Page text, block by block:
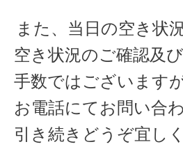
また、当日の空き状
空き状況のご確認及
手数ではございます
お電話にてお問い合
引き続きどうぞ宜し